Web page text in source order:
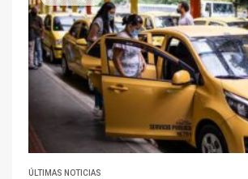
ÚLTIMAS NOTICIAS